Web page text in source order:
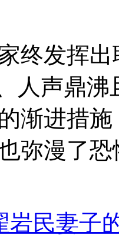
终发挥
人声鼎
渐进措
弥漫了
岩民妻子